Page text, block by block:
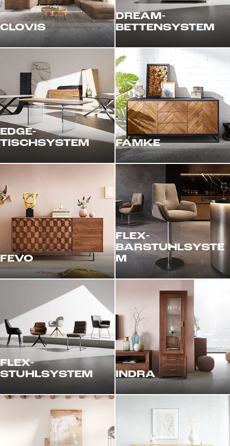
CLOVIS
DREAM-
BETTENSYSTEM
EDGE-
TISCHSYSTEM
FAMKE
FEVO
FLEX-
BARSTUHLSYSTE
M
FLEX-
STUHLSYSTEM
INDRA